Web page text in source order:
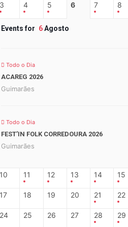
3 4 5 6 7 8
Events for 6Agosto
Todo o Dia
ACAREG 2026
Guimarães
Todo o Dia
FEST’IN FOLK CORREDOURA 2026
Guimarães
10 11 12 13 14 15
17 18 19 20 21 22
24 25 26 27 28 29